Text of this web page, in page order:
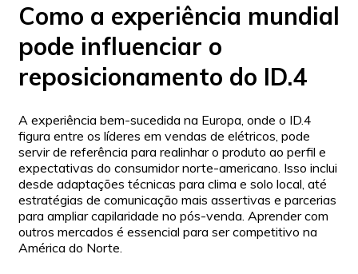
Como a experiência mundial
pode influenciar o
reposicionamento do ID.4
A experiência bem-sucedida na Europa, onde o ID.4
figura entre os líderes em vendas de elétricos, pode
servir de referência para realinhar o produto ao perfil e
expectativas do consumidor norte-americano. Isso inclui
desde adaptações técnicas para clima e solo local, até
estratégias de comunicação mais assertivas e parcerias
para ampliar capilaridade no pós-venda. Aprender com
outros mercados é essencial para ser competitivo na
América do Norte.